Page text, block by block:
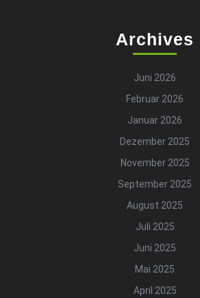
Archives
Juni 2026
Februar 2026
Januar 2026
Dezember 2025
November 2025
September 2025
August 2025
Juli 2025
Juni 2025
Mai 2025
April 2025